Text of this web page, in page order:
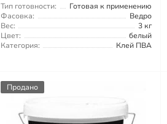
Тип готовности:
Готовая к применению
Фасовка:
Ведро
Вес:
3 кг
Цвет:
белый
Категория:
Клей ПВА
Продано